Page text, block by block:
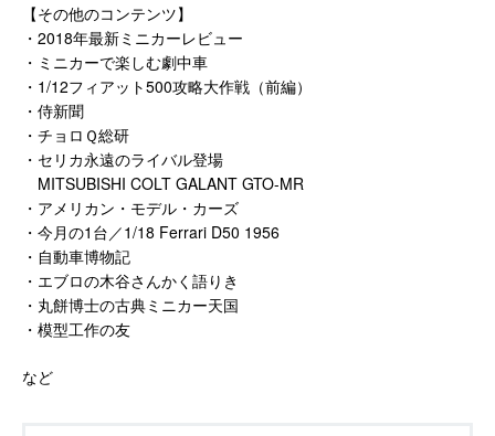
【その他のコンテンツ】
・2018年最新ミニカーレビュー
・ミニカーで楽しむ劇中車
・1/12フィアット500攻略大作戦（前編）
・侍新聞
・チョロＱ総研
・セリカ永遠のライバル登場
MITSUBISHI COLT GALANT GTO-MR
・アメリカン・モデル・カーズ
・今月の1台／1/18 Ferrari D50 1956
・自動車博物記
・エブロの木谷さんかく語りき
・丸餅博士の古典ミニカー天国
・模型工作の友
など